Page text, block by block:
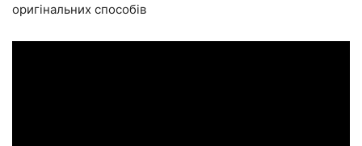
оригінальних способів